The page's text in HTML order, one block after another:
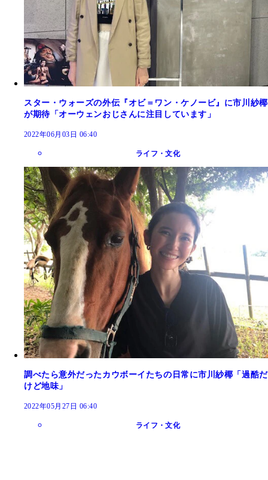
スター・ウォーズの外伝『オビ＝ワン・ケノービ』に市川紗椰
が期待「オーウェンおじさんに注目しています」
2022年06月03日 06:40
ライフ・文化
調べたら意外だったカウボーイたちの日常に市川紗椰「過酷だ
けど地味」
2022年05月27日 06:40
ライフ・文化